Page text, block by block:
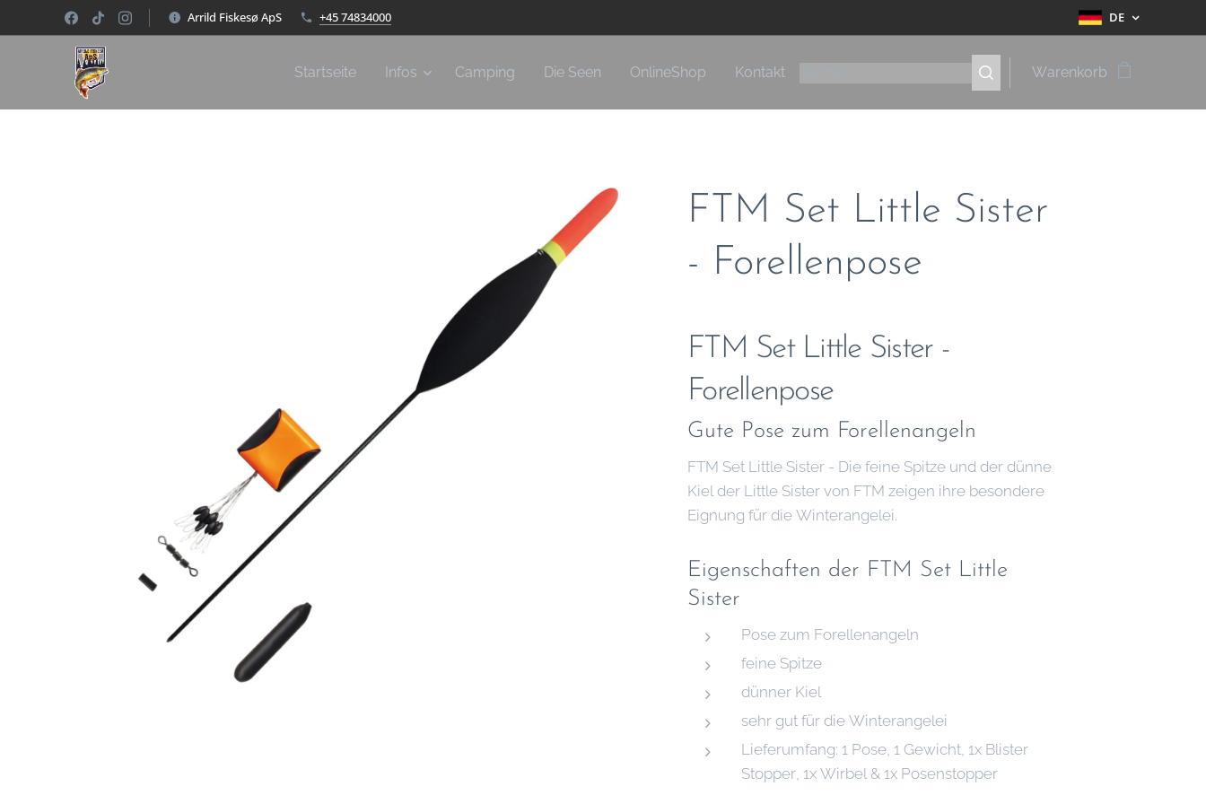
Arrild Fiskesø ApS +45 74834000 DE
Startseite Infos Camping Die Seen OnlineShop Kontakt Warenkorb
FTM Set Little Sister
- Forellenpose
FTM Set Little Sister -
Forellenpose
Gute Pose zum Forellenangeln
FTM Set Little Sister - Die feine Spitze und der dünne
Kiel der Little Sister von FTM zeigen ihre besondere
Eignung für die Winterangelei.
Eigenschaften der FTM Set Little
Sister
Pose zum Forellenangeln
feine Spitze
dünner Kiel
sehr gut für die Winterangelei
Lieferumfang: 1 Pose, 1 Gewicht, 1x Blister
Stopper, 1x Wirbel & 1x Posenstopper